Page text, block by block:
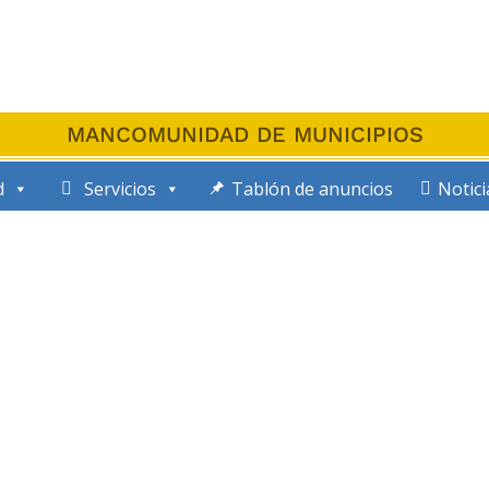
MANCOMUNIDAD DE MUNICIPIOS
Servicios Tablón de anuncios